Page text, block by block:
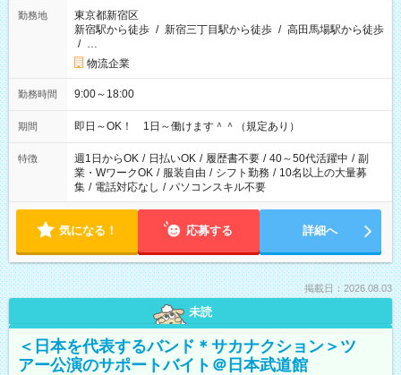
勤務地
東京都新宿区
新宿駅から徒歩 / 新宿三丁目駅から徒歩 / 高田馬場駅から徒歩
/ …
物流企業
勤務時間 9:00～18:00
期間 即日～OK！ 1日～働けます＾＾（規定あり）
特徴 週1日からOK / 日払いOK / 履歴書不要 / 40～50代活躍中 / 副
業・WワークOK / 服装自由 / シフト勤務 / 10名以上の大量募
集 / 電話対応なし / パソコンスキル不要
気になる！ 応募する 詳細へ
掲載日：2026.08.03
未読
＜日本を代表するバンド＊サカナクション＞ツ
アー公演のサポートバイト＠日本武道館